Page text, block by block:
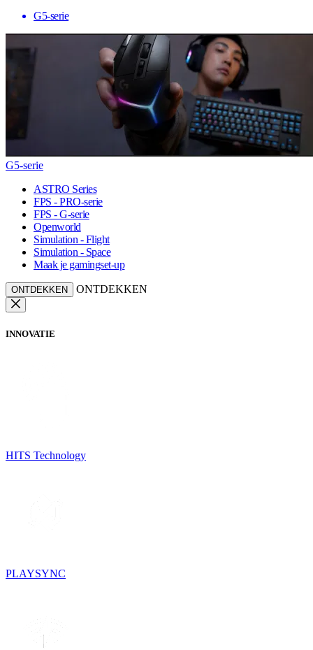
G5-serie
G5-serie
ASTRO Series
FPS - PRO-serie
FPS - G-serie
Openworld
Simulation - Flight
Simulation - Space
Maak je gamingset-up
ONTDEKKEN ONTDEKKEN
INNOVATIE
HITS Technology
PLAYSYNC